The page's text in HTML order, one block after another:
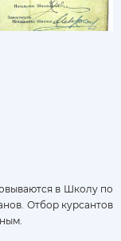
в Школу по
Отбор курсантов